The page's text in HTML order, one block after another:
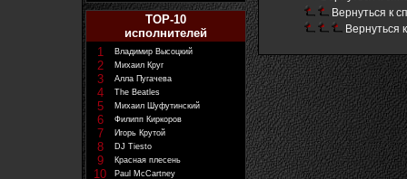
TOP-10
исполнителей
1
Владимир Высоцкий
2 Михаил Круг
3 Алла Пугачева
4 The Beatles
5 Михаил Шуфутинский
6 Филипп Киркоров
7 Игорь Крутой
8 DJ Tiesto
9 Красная плесень
10 Paul McCartney
Вернуться к
Вернуться